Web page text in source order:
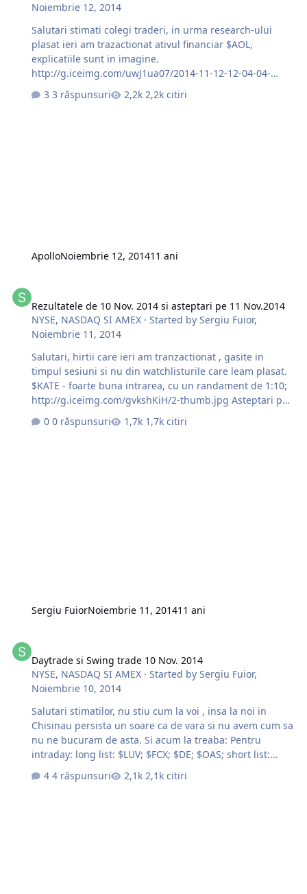
Noiembrie 12, 2014
Salutari stimati colegi traderi, in urma research-ului
plasat ieri am trazactionat ativul financiar $AOL,
explicatiile sunt in imagine.
http://g.iceimg.com/uwJ1ua07/2014-11-12-12-04-04-
thumb.jpg Pe azi, INTRADAY: long list: $AOL; $ALB; $SCX;
3 răspunsuri 2,2k citiri
ApolloNoiembrie 12, 201411 ani
Rezultatele de 10 Nov. 2014 si asteptari pe 11 Nov.2014
NYSE, NASDAQ SI AMEX · Started bySergiu Fuior,
Noiembrie 11, 2014
Salutari, hirtii care ieri am tranzactionat , gasite in
timpul sesiuni si nu din watchlisturile care leam plasat.
$KATE - foarte buna intrarea, cu un randament de 1:10;
http://g.iceimg.com/gvkshKiH/2-thumb.jpg Asteptari pe
Short: $AWI; $CIE; SWING: $ABBV - AM DAT-O IN BARA,
0 răspunsuri 1,7k citiri
Sergiu FuiorNoiembrie 11, 201411 ani
Daytrade si Swing trade 10 Nov. 2014
NYSE, NASDAQ SI AMEX · Started bySergiu Fuior,
Noiembrie 10, 2014
Salutari stimatilor, nu stiu cum la voi , insa la noi in
Chisinau persista un soare ca de vara si nu avem cum sa
nu ne bucuram de asta. Si acum la treaba: Pentru
intraday: long list: $LUV; $FCX; $DE; $OAS; short list:
http://g.iceimg.com/Y4w2AroZ/lt-thumb.jpg
4 răspunsuri 2,1k citiri